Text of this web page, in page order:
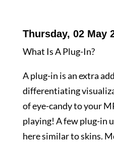
Thursday, 02 May
What Is A Plug-In?
A plug-in is an extra
differentiating
of eye-candy to your
playing! A few plug-in
here similar to skins.